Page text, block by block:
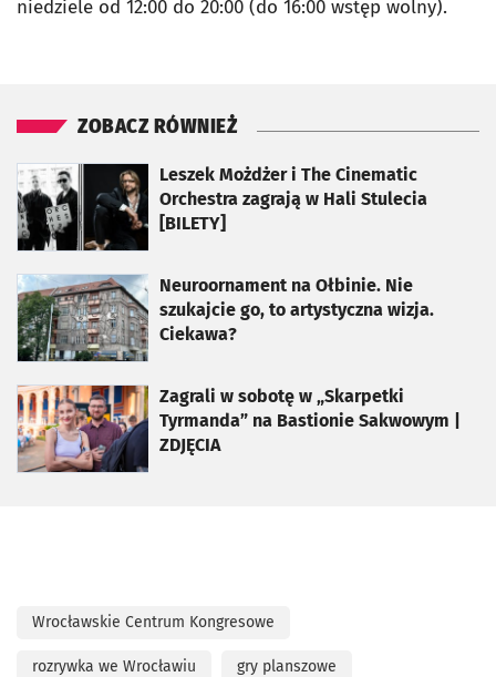
niedziele od 12:00 do 20:00 (do 16:00 wstęp wolny).
ZOBACZ RÓWNIEŻ
Leszek Możdżer i The Cinematic
Orchestra zagrają w Hali Stulecia
[BILETY]
otworzy się w nowej karcie
Neuroornament na Ołbinie. Nie
szukajcie go, to artystyczna wizja.
Ciekawa?
otworzy się w nowej karcie
Zagrali w sobotę w „Skarpetki
Tyrmanda” na Bastionie Sakwowym |
ZDJĘCIA
otworzy się w nowej karcie
Wrocławskie Centrum Kongresowe
rozrywka we Wrocławiu gry planszowe